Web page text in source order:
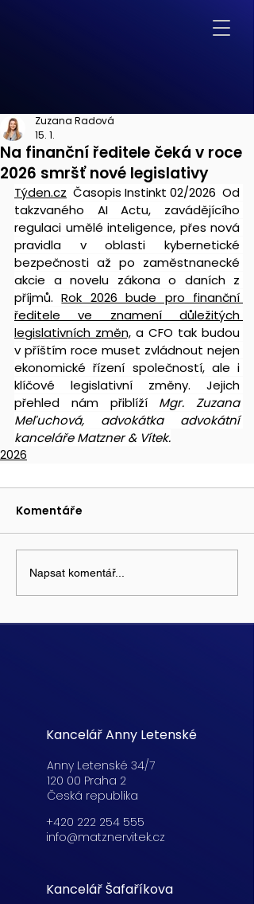
Na finanční ředitele čeká v roce
2026 smršť nové legislativy
Zuzana Radová
15. 1.
Týden.cz
  Časopis Instinkt 02/2026  Od
takzvaného AI Actu, zavádějícího
regulaci umělé inteligence, přes nová
pravidla v oblasti kybernetické
bezpečnosti až po zaměstnanecké
akcie a novelu zákona o daních z
příjmů. Rok 2026 bude pro finanční
ředitele ve znamení důležitých
legislativních změn, a CFO tak budou
v příštím roce muset zvládnout nejen
ekonomické řízení společností, ale i
klíčové legislativní změny. Jejich
přehled nám přiblíží Mgr. Zuzana
Meľuchová, advokátka advokátní
kanceláře Matzner & Vítek.
2026
Komentáře
Napsat komentář...
Kancelář Anny Letenské
Anny Letenské 34/7
120 00 Praha 2
Česká republika
+420 222 254 555
info@matznervitek.cz
Kancelář Šafaříkova